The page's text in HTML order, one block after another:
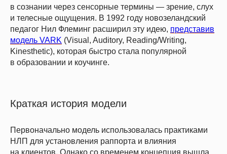
в сознании через сенсорные термины — зрение, слух
и телесные ощущения. В 1992 году новозеландский
педагог Нил Флеминг расширил эту идею, представив
модель VARK (Visual, Auditory, Reading/Writing,
Kinesthetic), которая быстро стала популярной
в образовании и коучинге.
Краткая история модели
Первоначально модель использовалась практиками
НЛП для установления раппорта и влияния
на клиентов. Однако со временем концепция вышла